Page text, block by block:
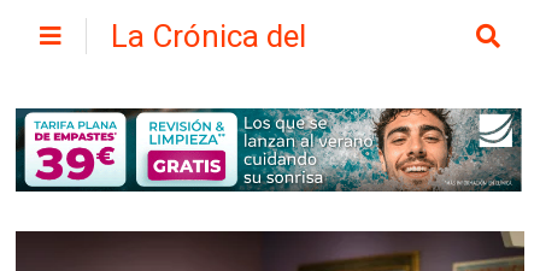
La Crónica del